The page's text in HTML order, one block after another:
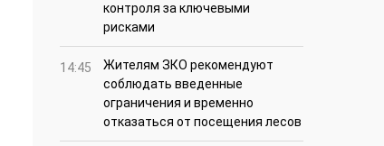
контроля за ключевыми
рисками
14:45
Жителям ЗКО рекомендуют
соблюдать введенные
ограничения и временно
отказаться от посещения лесов